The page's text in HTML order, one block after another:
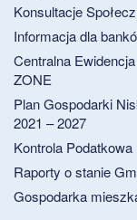
Konsultacje
Informacja dla
Centralna
ZONE
Plan Gospodarki
2021 – 2027
Kontrola Podatkowa
Raporty o stanie
Gospodarka